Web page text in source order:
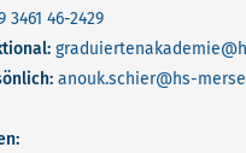
3461 46-2429
graduiertenakademie
anouk.schier@hs-